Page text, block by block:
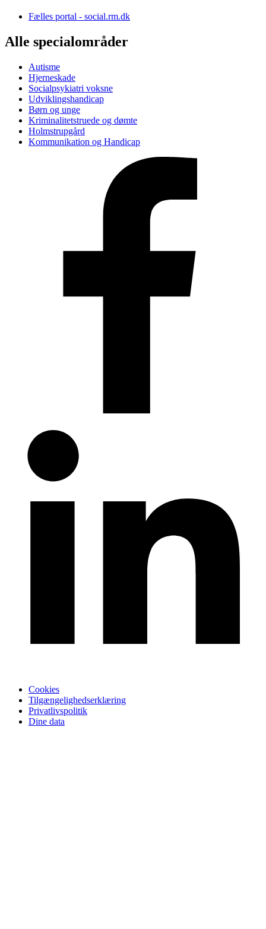
Fælles portal - social.rm.dk
Alle specialområder
Autisme
Hjerneskade
Socialpsykiatri voksne
Udviklingshandicap
Børn og unge
Kriminalitetstruede og dømte
Holmstrupgård
Kommunikation og Handicap
Cookies
Tilgængelighedserklæring
Privatlivspolitik
Dine data